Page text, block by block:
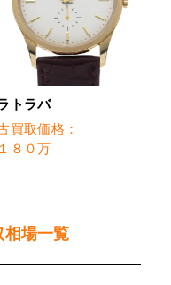
トラバ
買取価格：
８０万
場一覧